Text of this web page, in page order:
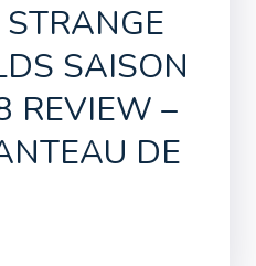
SAISON
REVIEW –
DE